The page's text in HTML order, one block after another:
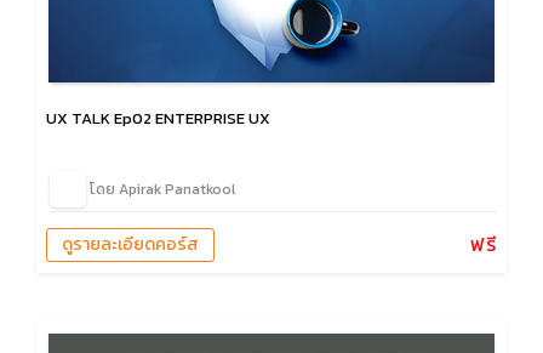
UX TALK Ep02 ENTERPRISE UX
โดย Apirak Panatkool
ฟรี
ดูรายละเอียดคอร์ส